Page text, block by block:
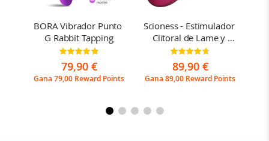
BORA Vibrador Punto
G Rabbit Tapping
Clasificación:
97%
79,90 €
Gana 79,00 Reward Points
Scioness - Estimulador
Clitoral de Lame y
ChupaClasificación:
95%
89,90 €
Gana 89,00 Reward Points